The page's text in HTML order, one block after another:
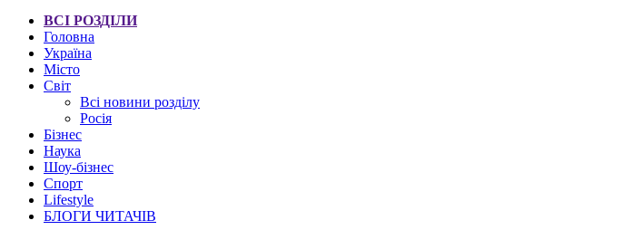
ВСІ РОЗДІЛИ
Головна
Україна
Місто
Світ
Всі новини розділу
Росія
Бізнес
Наука
Шоу-бізнес
Спорт
Lifestyle
БЛОГИ ЧИТАЧІВ